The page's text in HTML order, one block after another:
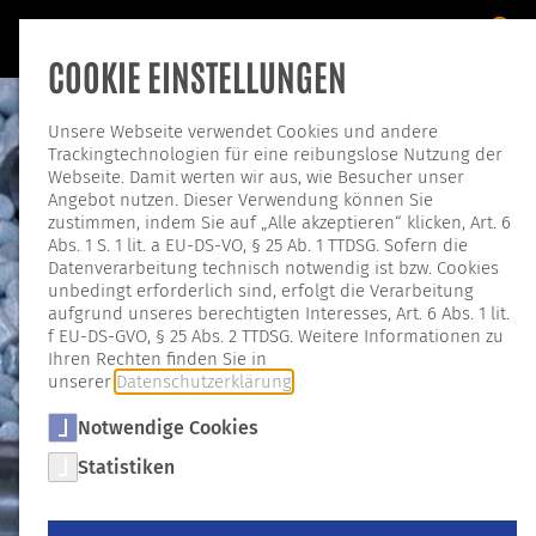
ENTGRATEN
COOKIE EINSTELLUNGEN
Unsere Webseite verwendet Cookies und andere
Trackingtechnologien für eine reibungslose Nutzung der
Webseite. Damit werten wir aus, wie Besucher unser
Angebot nutzen. Dieser Verwendung können Sie
zustimmen, indem Sie auf „Alle akzeptieren“ klicken, Art. 6
Abs. 1 S. 1 lit. a EU-DS-VO, § 25 Ab. 1 TTDSG. Sofern die
Datenverarbeitung technisch notwendig ist bzw. Cookies
unbedingt erforderlich sind, erfolgt die Verarbeitung
aufgrund unseres berechtigten Interesses, Art. 6 Abs. 1 lit.
f EU-DS-GVO, § 25 Abs. 2 TTDSG. Weitere Informationen zu
Ihren Rechten finden Sie in
unserer Datenschutzerklärung
Notwendige Cookies
Statistiken